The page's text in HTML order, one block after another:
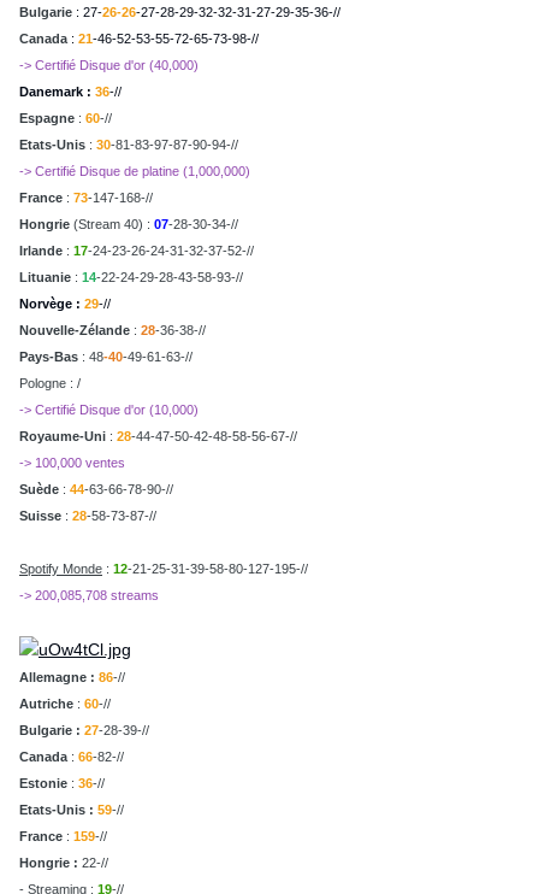
Bulgarie : 27-26-26-27-28-29-32-32-31-27-29-35-36-//
Canada : 21-46-52-53-55-72-65-73-98-//
-> Certifié Disque d'or (40,000)
Danemark : 36-//
Espagne : 60-//
Etats-Unis : 30-81-83-97-87-90-94-//
-> Certifié Disque de platine (1,000,000)
France : 73-147-168-//
Hongrie (Stream 40) : 07-28-30-34-//
Irlande : 17-24-23-26-24-31-32-37-52-//
Lituanie : 14-22-24-29-28-43-58-93-//
Norvège : 29-//
Nouvelle-Zélande : 28-36-38-//
Pays-Bas : 48-40-49-61-63-//
Pologne : /
-> Certifié Disque d'or (10,000)
Royaume-Uni : 28-44-47-50-42-48-58-56-67-//
-> 100,000 ventes
Suède : 44-63-66-78-90-//
Suisse : 28-58-73-87-//
Spotify Monde : 12-21-25-31-39-58-80-127-195-//
-> 200,085,708 streams
Allemagne : 86-//
Autriche : 60-//
Bulgarie : 27-28-39-//
Canada : 66-82-//
Estonie : 36-//
Etats-Unis : 59-//
France : 159-//
Hongrie : 22-//
- Streaming : 19-//